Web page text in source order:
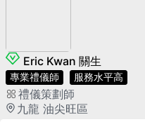
Eric Kwan 關生
專業禮儀師 服務水平高
禮儀策劃師
九龍 油尖旺區